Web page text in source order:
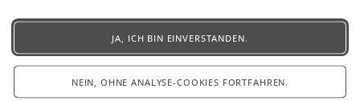
JA, ICH BIN EINVERSTANDEN.
NEIN, OHNE ANALYSE-COOKIES FORTFAHREN.